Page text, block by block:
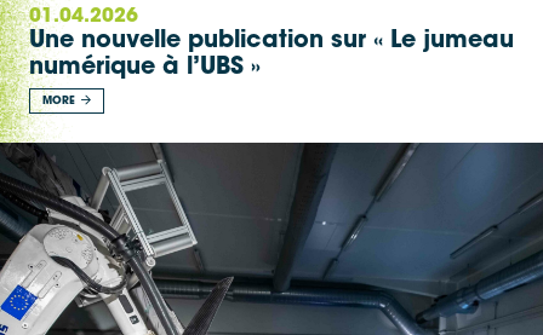
01.04.2026
Une nouvelle publication sur « Le jumeau
numérique à l’UBS »
MORE